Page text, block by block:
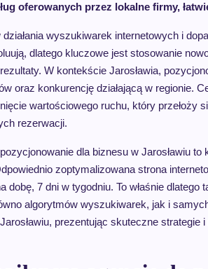
oferowanych przez lokalne firmy,
wyszukiwarek internetowych i
dlatego kluczowe jest stosowanie
W kontekście Jarosławia,
oraz konkurencję działającą w regionie.
wartościowego ruchu, który przełoży
rezerwacji.
dla biznesu w Jarosławiu
zoptymalizowana strona
dobę, 7 dni w tygodniu. To właśnie
algorytmów wyszukiwarek, jak i
prezentując skuteczne